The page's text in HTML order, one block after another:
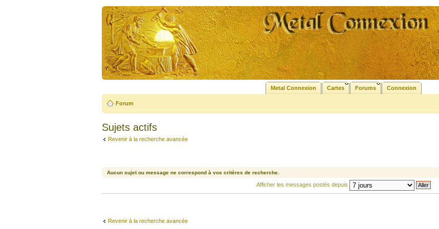
Metal Connexion Cartes Forums Connexion
Forum
Sujets actifs
Revenir à la recherche avancée
Aucun sujet ou message ne correspond à vos critères de recherche.
Afficher les messages postés depuis
Revenir à la recherche avancée